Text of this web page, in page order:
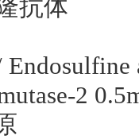
抗体
2